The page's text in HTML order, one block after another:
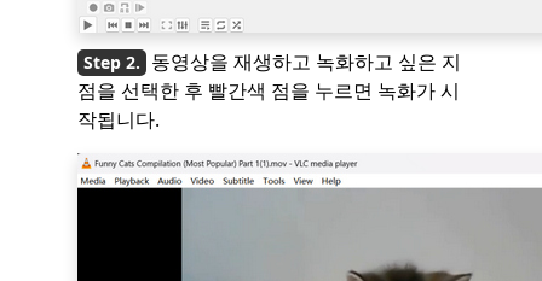
동영상을 재생하고 녹화하고 싶은 지
점을 선택한 후 빨간색 점을 누르면 녹화가 시
작됩니다.